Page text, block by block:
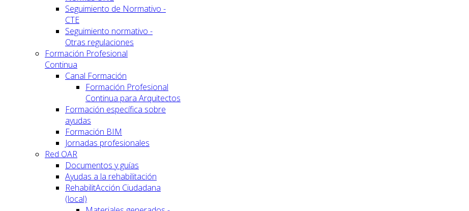
Seguimiento de Normativo -
CTE
Seguimiento normativo -
Otras regulaciones
Formación Profesional
Continua
Canal Formación
Formación Profesional
Continua para Arquitectos
Formación específica sobre
ayudas
Formación BIM
Jornadas profesionales
Red OAR
Documentos y guías
Ayudas a la rehabilitación
RehabilitAcción Ciudadana
(local)